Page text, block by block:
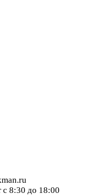
8:30 до 18:00